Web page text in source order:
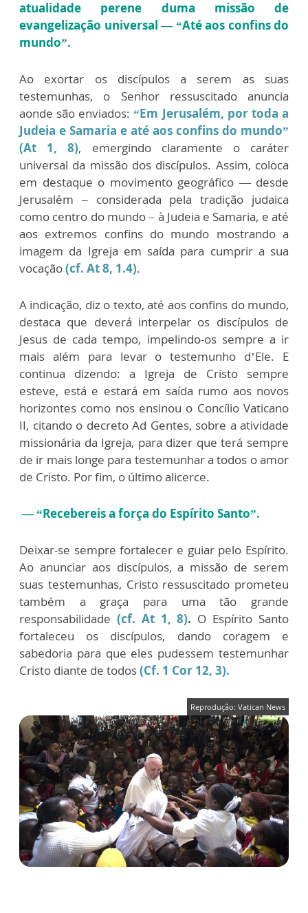
atualidade perene duma missão de
evangelização universal — “Até aos confins do
mundo”.
Ao exortar os discípulos a serem as suas
testemunhas, o Senhor ressuscitado anuncia
aonde são enviados:“Em Jerusalém, por toda a
Judeia e Samaria e até aos confins do mundo”
(At 1, 8), emergindo claramente o caráter
universal da missão dos discípulos. Assim, coloca
em destaque o movimento geográfico — desde
Jerusalém – considerada pela tradição judaica
como centro do mundo – à Judeia e Samaria, e até
aos extremos confins do mundo mostrando a
imagem da Igreja em saída para cumprir a sua
vocação(cf. At 8, 1.4).
A indicação, diz o texto, até aos confins do mundo,
destaca que deverá interpelar os discípulos de
Jesus de cada tempo, impelindo-os sempre a ir
mais além para levar o testemunho d’Ele. E
continua dizendo: a Igreja de Cristo sempre
esteve, está e estará em saída rumo aos novos
horizontes como nos ensinou o Concílio Vaticano
II, citando o decreto Ad Gentes, sobre a atividade
missionária da Igreja, para dizer que terá sempre
de ir mais longe para testemunhar a todos o amor
de Cristo. Por fim, o último alicerce.
— “Recebereis a força do Espírito Santo”.
Deixar-se sempre fortalecer e guiar pelo Espírito.
Ao anunciar aos discípulos, a missão de serem
suas testemunhas, Cristo ressuscitado prometeu
também a graça para uma tão grande
responsabilidade (cf. At 1, 8). O Espírito Santo
fortaleceu os discípulos, dando coragem e
sabedoria para que eles pudessem testemunhar
Cristo diante de todos(Cf. 1 Cor 12, 3).
Reprodução: Vatican News